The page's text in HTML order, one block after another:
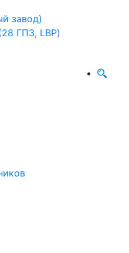
завод)
ГПЗ, LBP)